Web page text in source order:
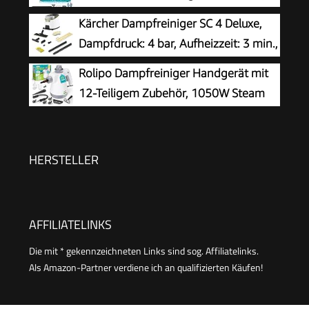
Natürlich,Steam Cleaner für Boden, Küche, Bad,
Fenster, Polster & Auto
Wassertank, 120 °C Dampf, 15s
Aufheizzeit, Tragbar mit 10 Zubehörteilen,
Dampfreinigung für Boden,
Polstermöbel,Fenster,Auto
Kärcher Dampfreiniger SC 4 Deluxe,
Dampfdruck: 4 bar, Aufheizzeit: 3 min.,
Fläche: ca. 130 m², Tank: 0,5 l + 1,3 l,
inkl. Bodenreinigungsset EasyFix, Düsen,
Mikrofaser-Überzug und Bürsten, Weiß
Rolipo Dampfreiniger Handgerät mit
12-Teiligem Zubehör, 1050W Steam
Hochdruck-Dampf gegen Schmutz Fett &
HERSTELLER
AFFILIATELINKS
Die mit * gekennzeichneten Links sind sog. Affiliatelinks.
Als Amazon-Partner verdiene ich an qualifizierten Käufen!